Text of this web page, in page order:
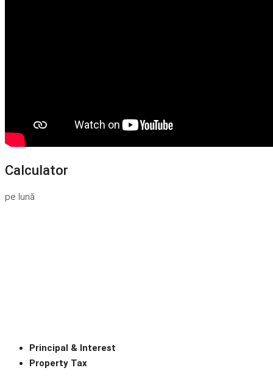
Calculator
pe lună
Principal & Interest
Property Tax